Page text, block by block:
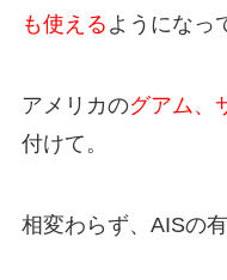
も使える ようになっ
アメリカのグアム、
付けて。
相変わらず、AISの